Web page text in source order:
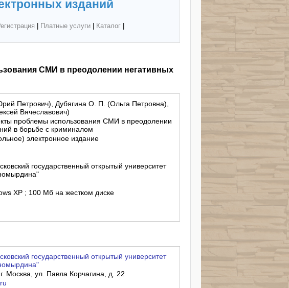
изданий
Платные услуги| Каталог|
СМИ в преодолении негативных
Петрович), Дубягина О. П. (Ольга Петровна),
Вячеславович)
проблемы использования СМИ в преодолении
в борьбе с криминалом
электронное издание
государственный открытый университет
XP ; 100 Мб на жестком диске
государственный открытый университет
Москва, ул. Павла Корчагина, д. 22